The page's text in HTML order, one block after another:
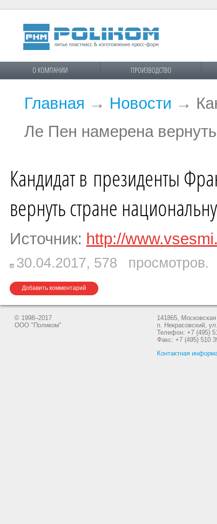
О КОМПАНИИ ПРОИЗВОДСТВО
Главная → Новости →
Ле Пен намерена
Кандидат в президенты
вернуть стране
Источник: http://
30.04.2017, 578 просмотров.
Добавить комментарий
© 1998–2017
ООО "Поликом"
141865,
п. Некрасовский,
Телефон: +7 (495)
Факс: +7 (495) 510
Контактная